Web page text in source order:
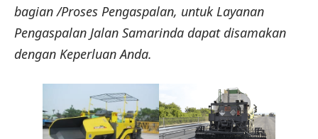
bagian /Proses Pengaspalan, untuk Layanan
Pengaspalan Jalan Samarinda dapat disamakan
dengan Keperluan Anda.